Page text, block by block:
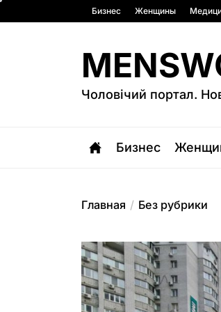
к
Бизнес Женщины
Чоловічий портал.
Бизнес
Главная Без рубрики